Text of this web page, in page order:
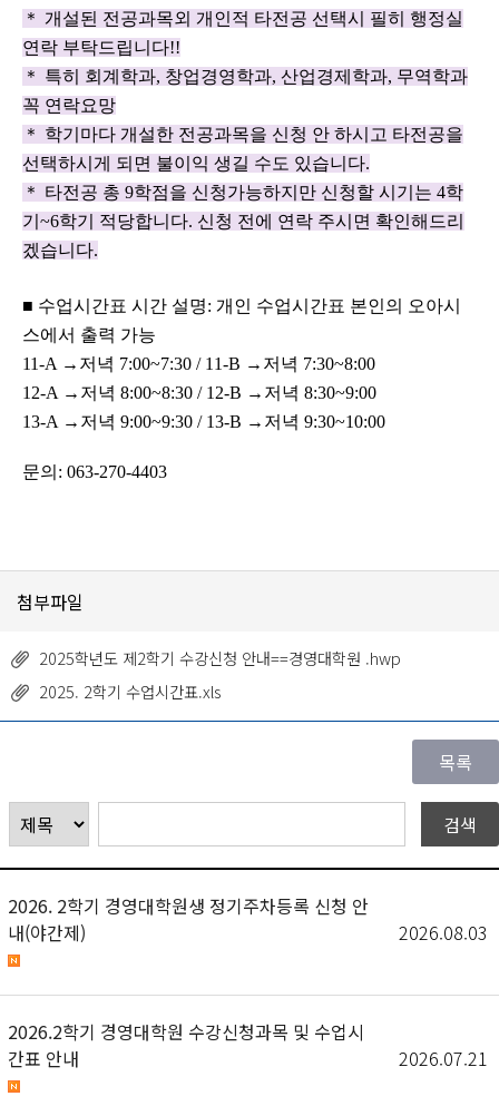
＊ 개설된 전공과목외 개인적 타전공 선택시 필히 행정실
연락 부탁드립니다!!
＊ 특히 회계학과, 창업경영학과, 산업경제학과, 무역학과
꼭 연락요망
＊ 학기마다 개설한 전공과목을 신청 안 하시고 타전공을
선택하시게 되면 불이익 생길 수도 있습니다.
＊ 타전공 총 9학점을 신청가능하지만 신청할 시기는 4학
기 ~6학기 적당합니다. 신청 전에 연락 주시면 확인해드리
겠습니다.
■ 수업시간표 시간 설명: 개인 수업시간표 본인의 오아시
스에서 출력 가능
11-A → 저녁 7:00~7:30 / 11-B → 저녁 7:30~8:00
12-A → 저녁 8:00~8:30 / 12-B → 저녁 8:30~9:00
13-A → 저녁 9:00~9:30 / 13-B → 저녁 9:30~10:00
문의 : 063-270-4403
첨부파일
2025학년도 제2학기 수강신청 안내==경영대학원 .hwp
2025. 2학기 수업시간표.xls
2026. 2학기 경영대학원생 정기주차등록 신청 안
내(야간제)
2026.08.03
2026.2학기 경영대학원 수강신청과목 및 수업시
간표 안내
2026.07.21